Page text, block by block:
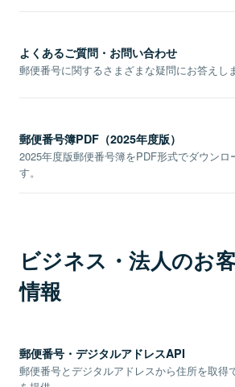
よくあるご質問・お問い合わせ
郵便番号に関するさまざまな疑問にお答えし
郵便番号簿PDF（2025年度版）
2025年度版郵便番号簿をPDF形式でダウンロ
す。
ビジネス・法人のお
情報
郵便番号・デジタルアドレスAPI
郵便番号とデジタルアドレスから住所を取得